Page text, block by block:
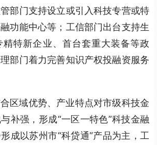
部门支持设立或引入科技专营或特
功能中心等；工信部门出台支持生
精特新企业、首台套重大装备等政
部门着力完善知识产权投融资服务
区域优势、产业特点对市级科技金
补强，形成“一区一特色”科技金融
成以苏州市“科贷通”产品为主，工